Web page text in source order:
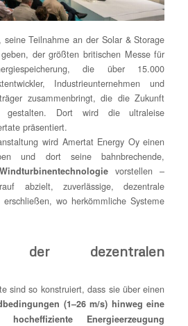
Teilnahme an der Solar & Storage
der größten britischen Messe für
die über 15.000
Industrieunternehmen und
zusammenbringt, die die Zukunft
gestalten. Dort wird die ultraleise
präsentiert.
wird Amertat Energy Oy einen
und dort seine bahnbrechende,
vorstellen –
abzielt, zuverlässige, dezentrale
wo herkömmliche Systeme
der dezentralen
sind so konstruiert, dass sie über einen
(1–26 m/s) hinweg eine
Energieerzeugung